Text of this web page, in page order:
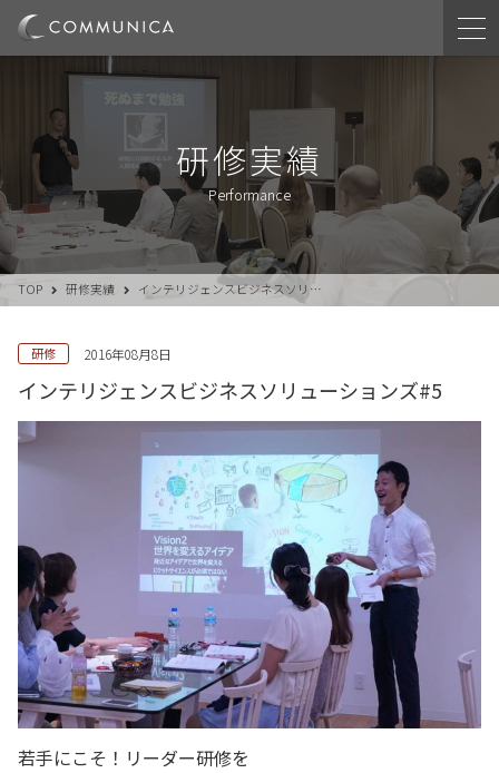
研修実績
Performance
TOP 研修実績 インテリジェンスビジネスソリ…
研修 2016年08月8日
インテリジェンスビジネスソリューションズ#5
若手にこそ！リーダー研修を